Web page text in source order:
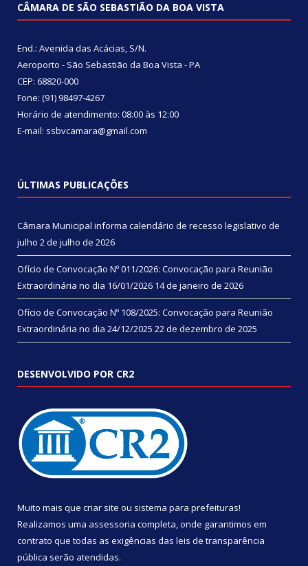
CÂMARA DE SÃO SEBASTIÃO DA BOA VISTA
End.: Avenida das Acácias, S/N.
Aeroporto - São Sebastião da Boa Vista - PA
CEP: 68820-000
Fone: (91) 98497-4267
Horário de atendimento: 08:00 às 12:00
E-mail: ssbvcamara@gmail.com
ÚLTIMAS PUBLICAÇÕES
Câmara Municipal informa calendário de recesso legislativo de
julho 2 de julho de 2026
Ofício de Convocação Nº 011/2026: Convocação para Reunião
Extraordinária no dia 16/01/2026 14 de janeiro de 2026
Ofício de Convocação Nº 108/2025: Convocação para Reunião
Extraordinária no dia 24/12/2025 22 de dezembro de 2025
DESENVOLVIDO POR CR2
Muito mais que criar site ou sistema para prefeituras!
Realizamos uma assessoria completa, onde garantimos em
contrato que todas as exigências das leis de transparência
pública serão atendidas.